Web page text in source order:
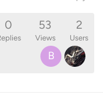
0 53
Views
2
Users
B